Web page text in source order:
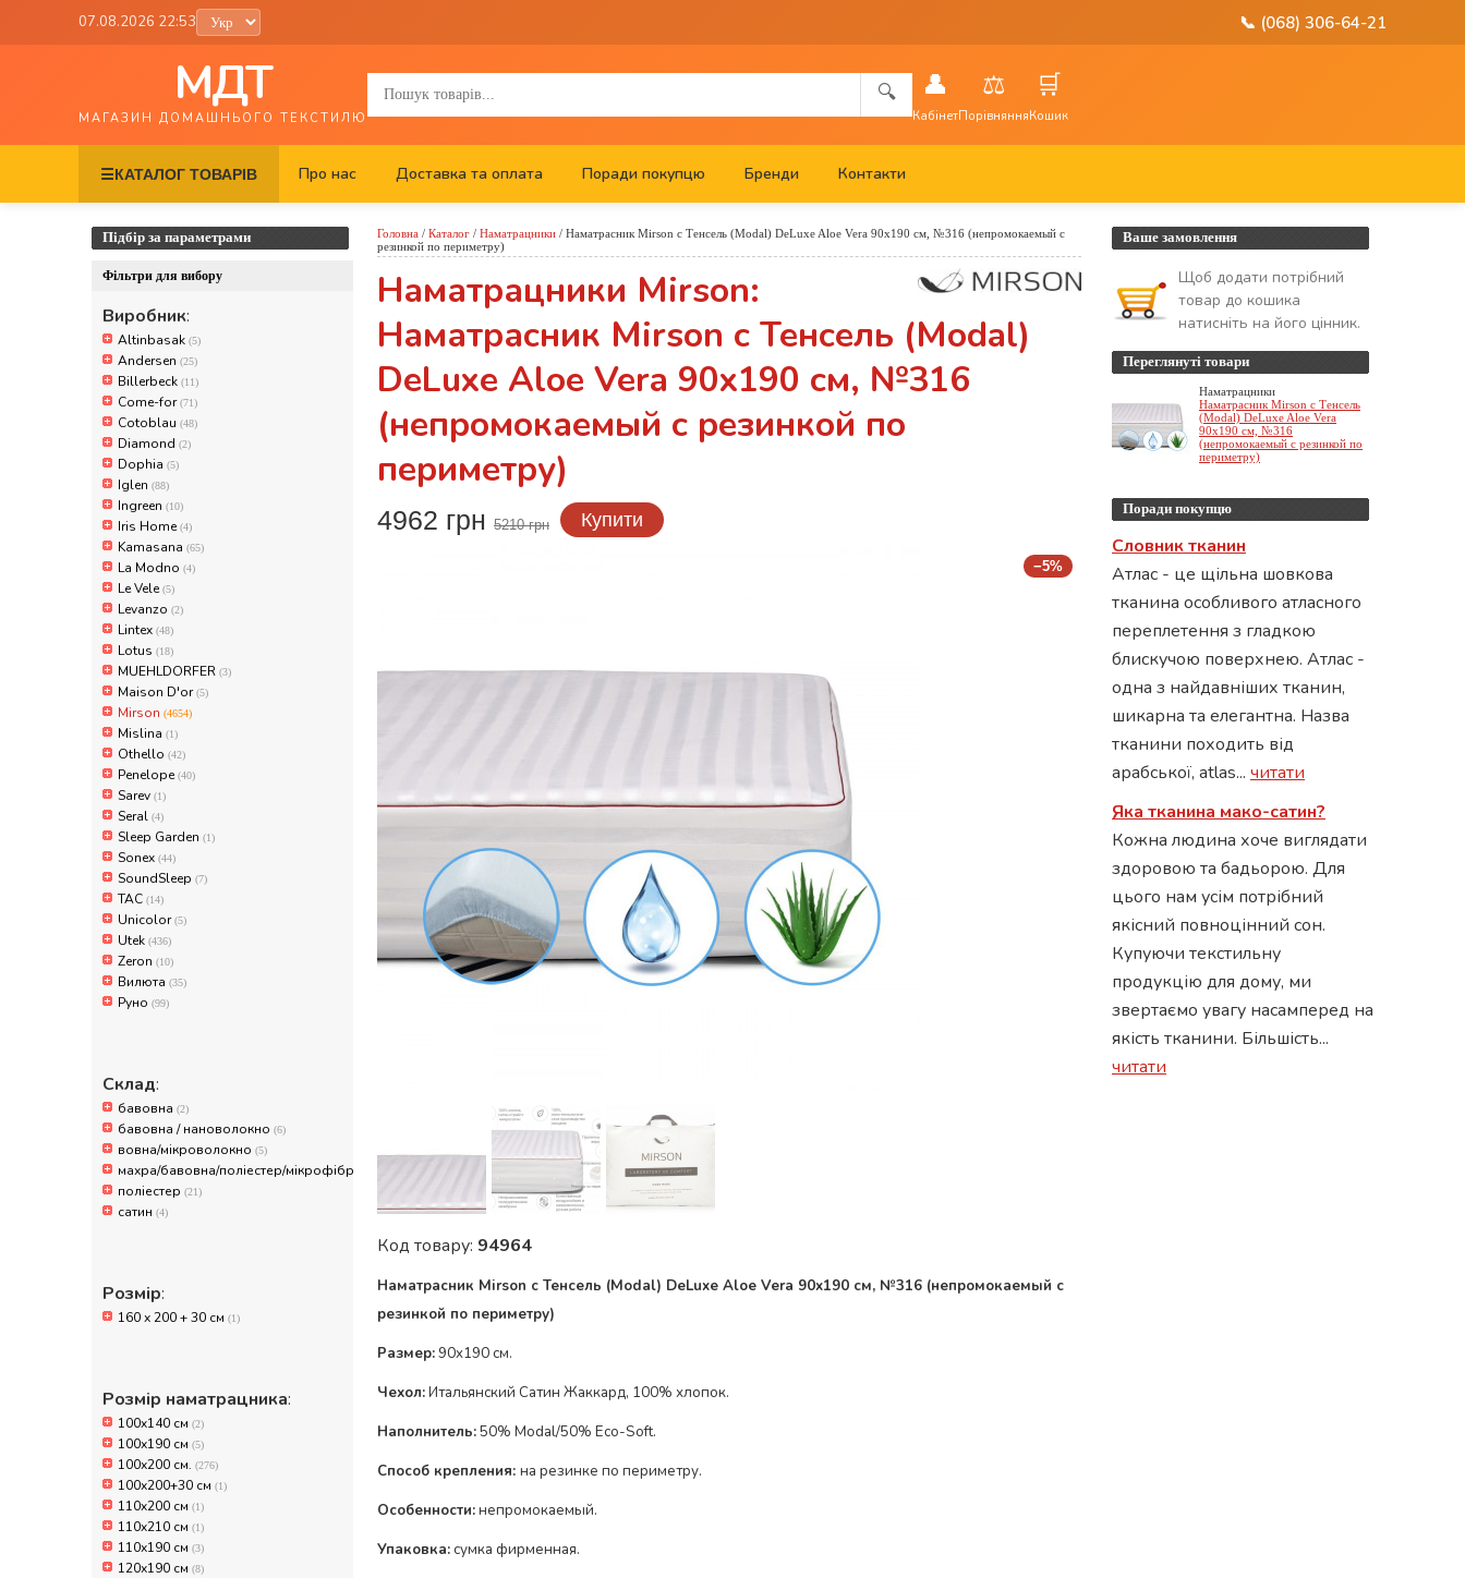
07.08.2026 22:53 📞 (068) 306-64-21
МДТ
МАГАЗИН ДОМАШНЬОГО ТЕКСТИЛЮ
🔍 👤
Кабінет
⚖️
Порівняння
🛒
Кошик
☰КАТАЛОГ ТОВАРІВ Про нас Доставка та оплата Поради покупцю Бренди Контакти
Підбір за параметрами
Фільтри для вибору
Виробник:
Altinbasak (5)
Andersen (25)
Billerbeck (11)
Come-for(71)
Cotoblau (48)
Diamond (2)
Dophia (5)
Iglen (88)
Ingreen (10)
Iris Home(4)
Kamasana (65)
La Modno (4)
Le Vele(5)
Levanzo (2)
Lintex (48)
Lotus (18)
MUEHLDORFER (3)
Maison D'or(5)
Mirson (4654)
Mislina (1)
Othello (42)
Penelope(40)
Sarev (1)
Seral (4)
Sleep Garden (1)
Sonex (44)
SoundSleep (7)
TAC (14)
Unicolor(5)
Utek (436)
Zeron (10)
Вилюта (35)
Руно (99)
Склад:
бавовна (2)
бавовна / нановолокно (6)
вовна/мікроволокно (5)
махра/бавовна/поліестер/мікрофібра
поліестер (21)
сатин (4)
Розмір:
160 х 200 + 30 см (1)
Розмір наматрацника:
100x140 см (2)
100х190 см (5)
100х200 см. (276)
100х200+30 см (1)
110x200 см (1)
110x210 см (1)
110х190 см (3)
120х190 см (8)
Головна / Каталог / Наматрацники / Наматрасник Mirson с Тенсель (Modal) DeLuxe Aloe Vera 90x190 см, №316 (непромокаемый с
резинкой по периметру)
Наматрацники Mirson:
Наматрасник Mirson с Тенсель (Modal)
DeLuxe Aloe Vera 90x190 см, №316
(непромокаемый с резинкой по
периметру)
4962 грн 5210 грн Купити
−5%
Код товару: 94964
Наматрасник Mirson с Тенсель (Modal) DeLuxe Aloe Vera 90x190 см, №316 (непромокаемый с
резинкой по периметру)
Размер:90x190 см.
Чехол:Итальянский Сатин Жаккард, 100% хлопок.
Наполнитель:50% Modal/50% Eco-Soft.
Способ крепления: на резинке по периметру.
Особенности:непромокаемый.
Упаковка: сумка фирменная.
Ваше замовлення
Щоб додати потрібний
товар до кошика
натисніть на його цінник.
Переглянуті товари
Наматрацники
Наматрасник Mirson с Тенсель
(Modal) DeLuxe Aloe Vera
90x190 см, №316
(непромокаемый с резинкой по
периметру)
Поради покупцю
Словник тканин
Атлас - це щільна шовкова
тканина особливого атласного
переплетення з гладкою
блискучою поверхнею. Атлас -
одна з найдавніших тканин,
шикарна та елегантна. Назва
тканини походить від
арабської, atlas... читати
Яка тканина мако-сатин?
Кожна людина хоче виглядати
здоровою та бадьорою. Для
цього нам усім потрібний
якісний повноцінний сон.
Купуючи текстильну
продукцію для дому, ми
звертаємо увагу насамперед на
якість тканини. Більшість...
читати